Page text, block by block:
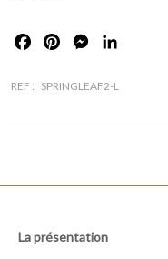
FacebookPinterestMessenger
REF : SPRINGLEAF2-L
La présentation